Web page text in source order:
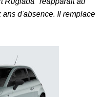
d'absence. Il remplace